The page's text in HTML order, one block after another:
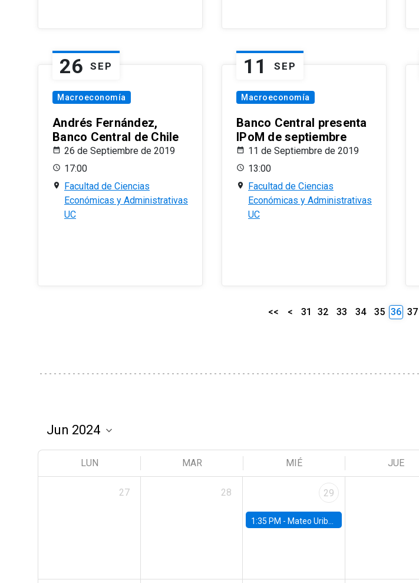
26 SEP
Macroeconomía
Andrés Fernández,
Banco Central de Chile
26 de Septiembre de 2019
17:00
Facultad de Ciencias
Económicas y Administrativas
UC
11 SEP
Macroeconomía
Banco Central presenta
IPoM de septiembre
11 de Septiembre de 2019
13:00
Facultad de Ciencias
Económicas y Administrativas
UC
<< < 31 32 33 34 35 36 37
LUN MAR MIÉ JUE
27 28 29
1:35 PM - Mateo Uribe-Castro, Universidad de los Andes (Colombia)